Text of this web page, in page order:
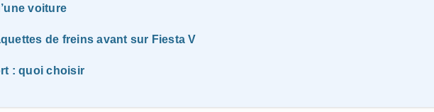
voiture
de freins avant sur Fiesta V
: quoi choisir